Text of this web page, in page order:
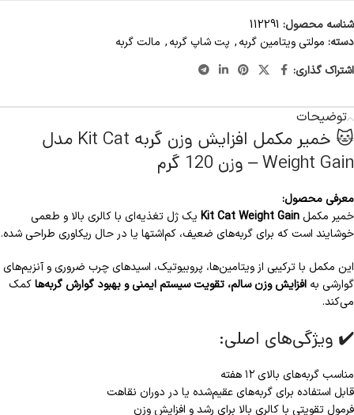
شناسه محصول: 112291
دسته: مولتی ویتامین گربه, پت شاپ گربه, مالت گربه
اشتراک گذاری:
توضیحات
🐱 خمیر مکمل افزایش وزن گربه Kit Cat مدل
Weight Gain – وزن 120 گرم
معرفی محصول:
خمیر مکمل Kit Cat Weight Gain یک ژل تغذیه‌ای با کالری بالا و طعمی
خوشایند است که برای گربه‌های ضعیف، کم‌اشتها یا در حال ریکاوری طراحی شده.
این مکمل با ترکیبی از ویتامین‌ها، پروبیوتیک، اسیدهای چرب ضروری و آنزیم‌های
گوارشی به افزایش وزن سالم، تقویت سیستم ایمنی و بهبود گوارش گربه‌هاکمک
می‌کند.
✔️ ویژگی‌های اصلی:
مناسب گربه‌های بالای ۱۲ هفته
قابل استفاده برای گربه‌های عقیم‌شده یا در دوران نقاهت
فرمول تقویتی با کالری بالا برای رشد و افزایش وزن